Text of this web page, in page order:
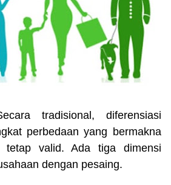
tradisional, diferensiasi
perbedaan yang bermakna
tetap valid. Ada tiga dimensi
dengan pesaing.